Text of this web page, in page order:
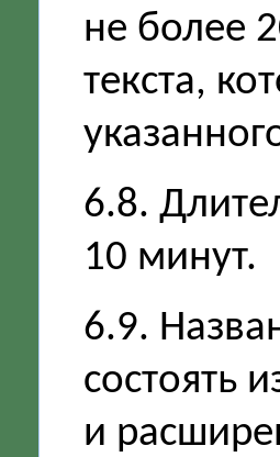
не более
текста,
6.8.
10 минут.
6.9.
состоять
и